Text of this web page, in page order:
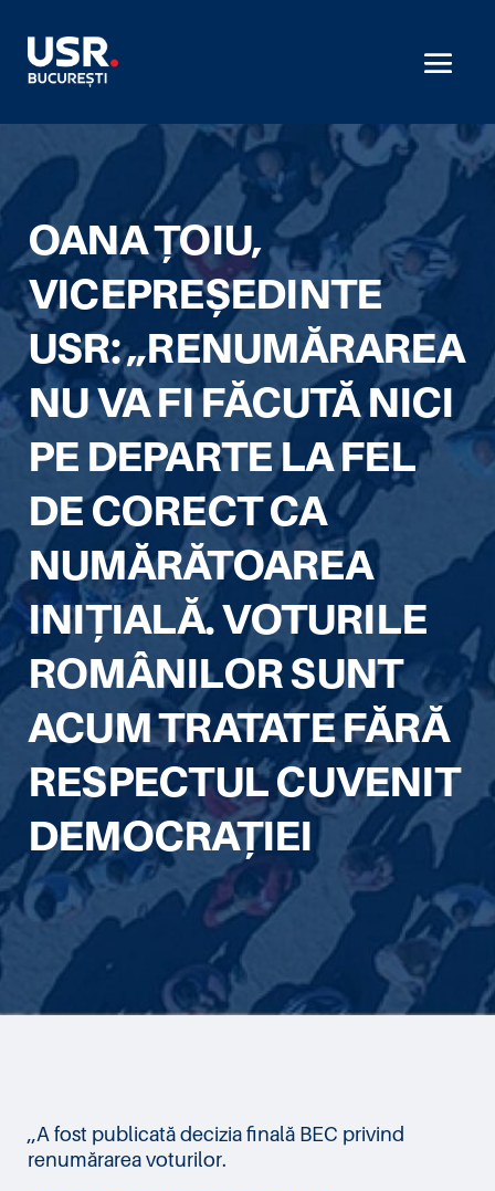
OANA ȚOIU,
VICEPREȘEDINTE
USR: „RENUMĂRAREA
NU VA FI FĂCUTĂ NICI
PE DEPARTE LA FEL
DE CORECT CA
NUMĂRĂTOAREA
INIȚIALĂ. VOTURILE
ROMÂNILOR SUNT
ACUM TRATATE FĂRĂ
RESPECTUL CUVENIT
DEMOCRAȚIEI
,,A fost publicată decizia finală BEC privind
renumărarea voturilor.